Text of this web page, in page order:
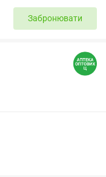
Забронювати